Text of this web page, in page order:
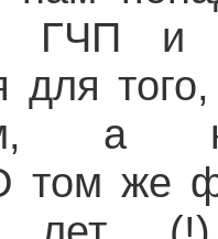
ГЧП и
для
а не
том же